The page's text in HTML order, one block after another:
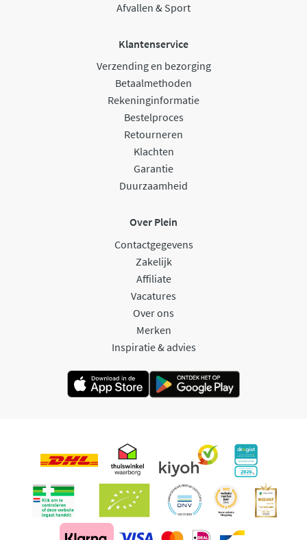
Afvallen & Sport
Klantenservice
Verzending en bezorging
Betaalmethoden
Rekeninginformatie
Bestelproces
Retourneren
Klachten
Garantie
Duurzaamheid
Over Plein
Contactgegevens
Zakelijk
Affiliate
Vacatures
Over ons
Merken
Inspiratie & advies